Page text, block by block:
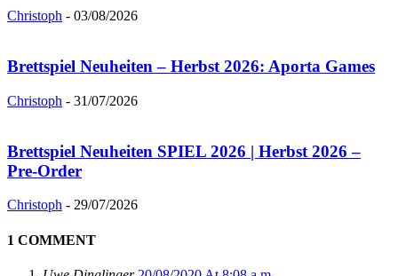
Christoph - 03/08/2026
Brettspiel Neuheiten – Herbst 2026: Aporta Games
Christoph - 31/07/2026
Brettspiel Neuheiten SPIEL 2026 | Herbst 2026 –
Pre-Order
Christoph - 29/07/2026
1 COMMENT